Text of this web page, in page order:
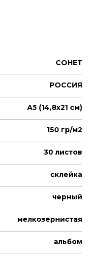
СОНЕТ
РОССИЯ
А5 (14,8х21 см)
150 гр/м2
30 листов
склейка
черный
мелкозернистая
альбом